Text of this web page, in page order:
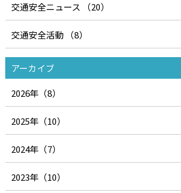
交通安全ニュース （20）
交通安全活動 （8）
アーカイブ
2026年（8）
2025年（10）
2024年（7）
2023年（10）